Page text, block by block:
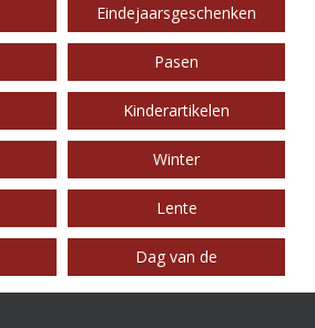
Eindejaarsgeschenken
Pasen
Kinderartikelen
Winter
Lente
Dag van de